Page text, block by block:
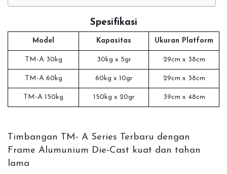
Spesifikasi
Model Kapasitas Ukuran Platform
TM-A 30kg 30kg x 5gr 29cm x 38cm
TM-A 60kg 60kg x 10gr 29cm x 38cm
TM-A 150kg 150kg x 20gr 39cm x 48cm
Timbangan TM- A Series Terbaru dengan
Frame Alumunium Die-Cast kuat dan tahan
lama